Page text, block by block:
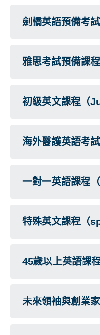
劍橋英語預備考
雅思考試預備課
初級英文課程（
海外醫護英語考
一對一英語課程
特殊英文課程（
45歲以上英語課
未來領袖與創業